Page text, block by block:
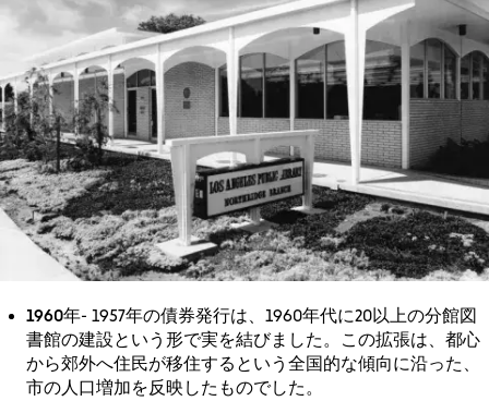
1960年- 1957年の債券発行は、1960年代に20以上の分館図
書館の建設という形で実を結びました。この拡張は、都心
から郊外へ住民が移住するという全国的な傾向に沿った、
市の人口増加を反映したものでした。